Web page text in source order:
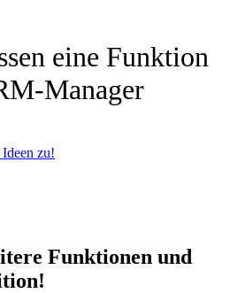
eine Funktion
Manager
zu!
Funktionen und